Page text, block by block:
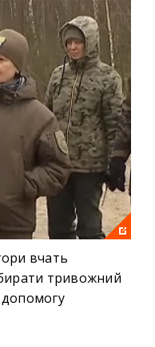
вчать
тривожний